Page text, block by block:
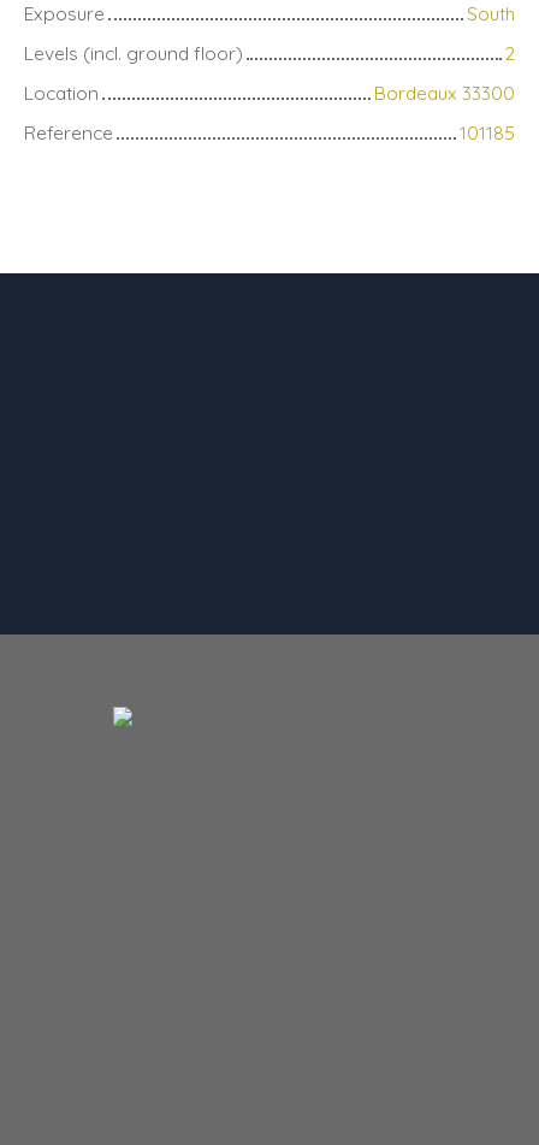
Exposure
South
Levels (incl. ground floor)
2
Location
Bordeaux 33300
Reference
101185